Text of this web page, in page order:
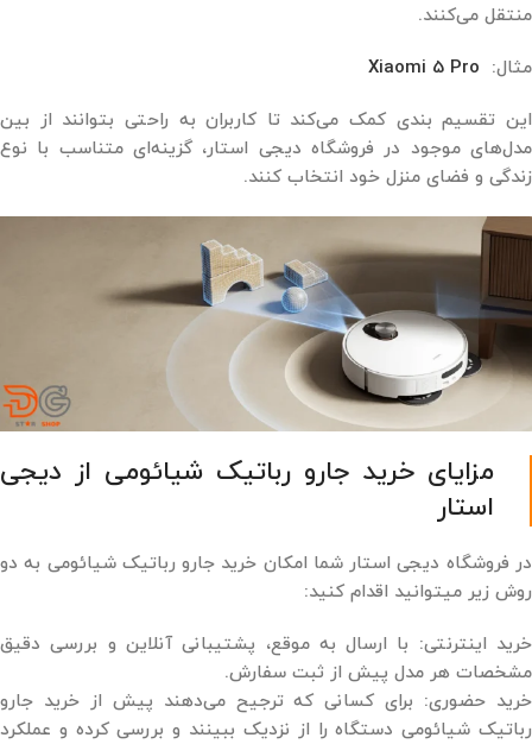
منتقل می‌کنند.
مثال: Xiaomi 5 Pro
این تقسیم ‌بندی کمک می‌کند تا کاربران به‌ راحتی بتوانند از بین
مدل‌های موجود در فروشگاه دیجی ‌استار، گزینه‌ای متناسب با نوع
زندگی و فضای منزل خود انتخاب کنند.
مزایای خرید جارو رباتیک شیائومی از دیجی
‌استار
در فروشگاه دیجی ‌استار شما امکان خرید جارو رباتیک شیائومی به دو
روش زیر میتوانید اقدام کنید:
خرید اینترنتی: با ارسال به موقع، پشتیبانی آنلاین و بررسی دقیق
مشخصات هر مدل پیش از ثبت سفارش.
خرید حضوری: برای کسانی که ترجیح می‌دهند پیش از خرید جارو
رباتیک شیائومی دستگاه را از نزدیک ببینند و بررسی کرده و عملکرد